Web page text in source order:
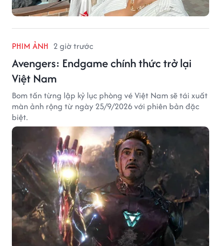
PHIM ẢNH 2 giờ trước
Avengers: Endgame chính thức trở lại
Việt Nam
Bom tấn từng lập kỷ lục phòng vé Việt Nam sẽ tái xuất
màn ảnh rộng từ ngày 25/9/2026 với phiên bản đặc
biệt.